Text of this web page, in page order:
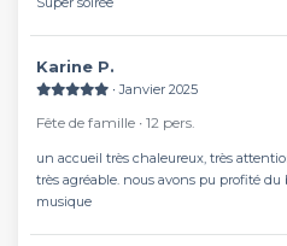
Karine P.
∙ Janvier 2025
Fête de famille ∙ 12 pers.
un accueil très chaleureux, très
très agréable. nous avons pu profité
musique